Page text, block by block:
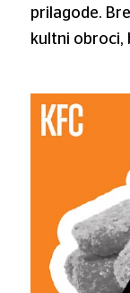
prilagode.
kultni obroci,